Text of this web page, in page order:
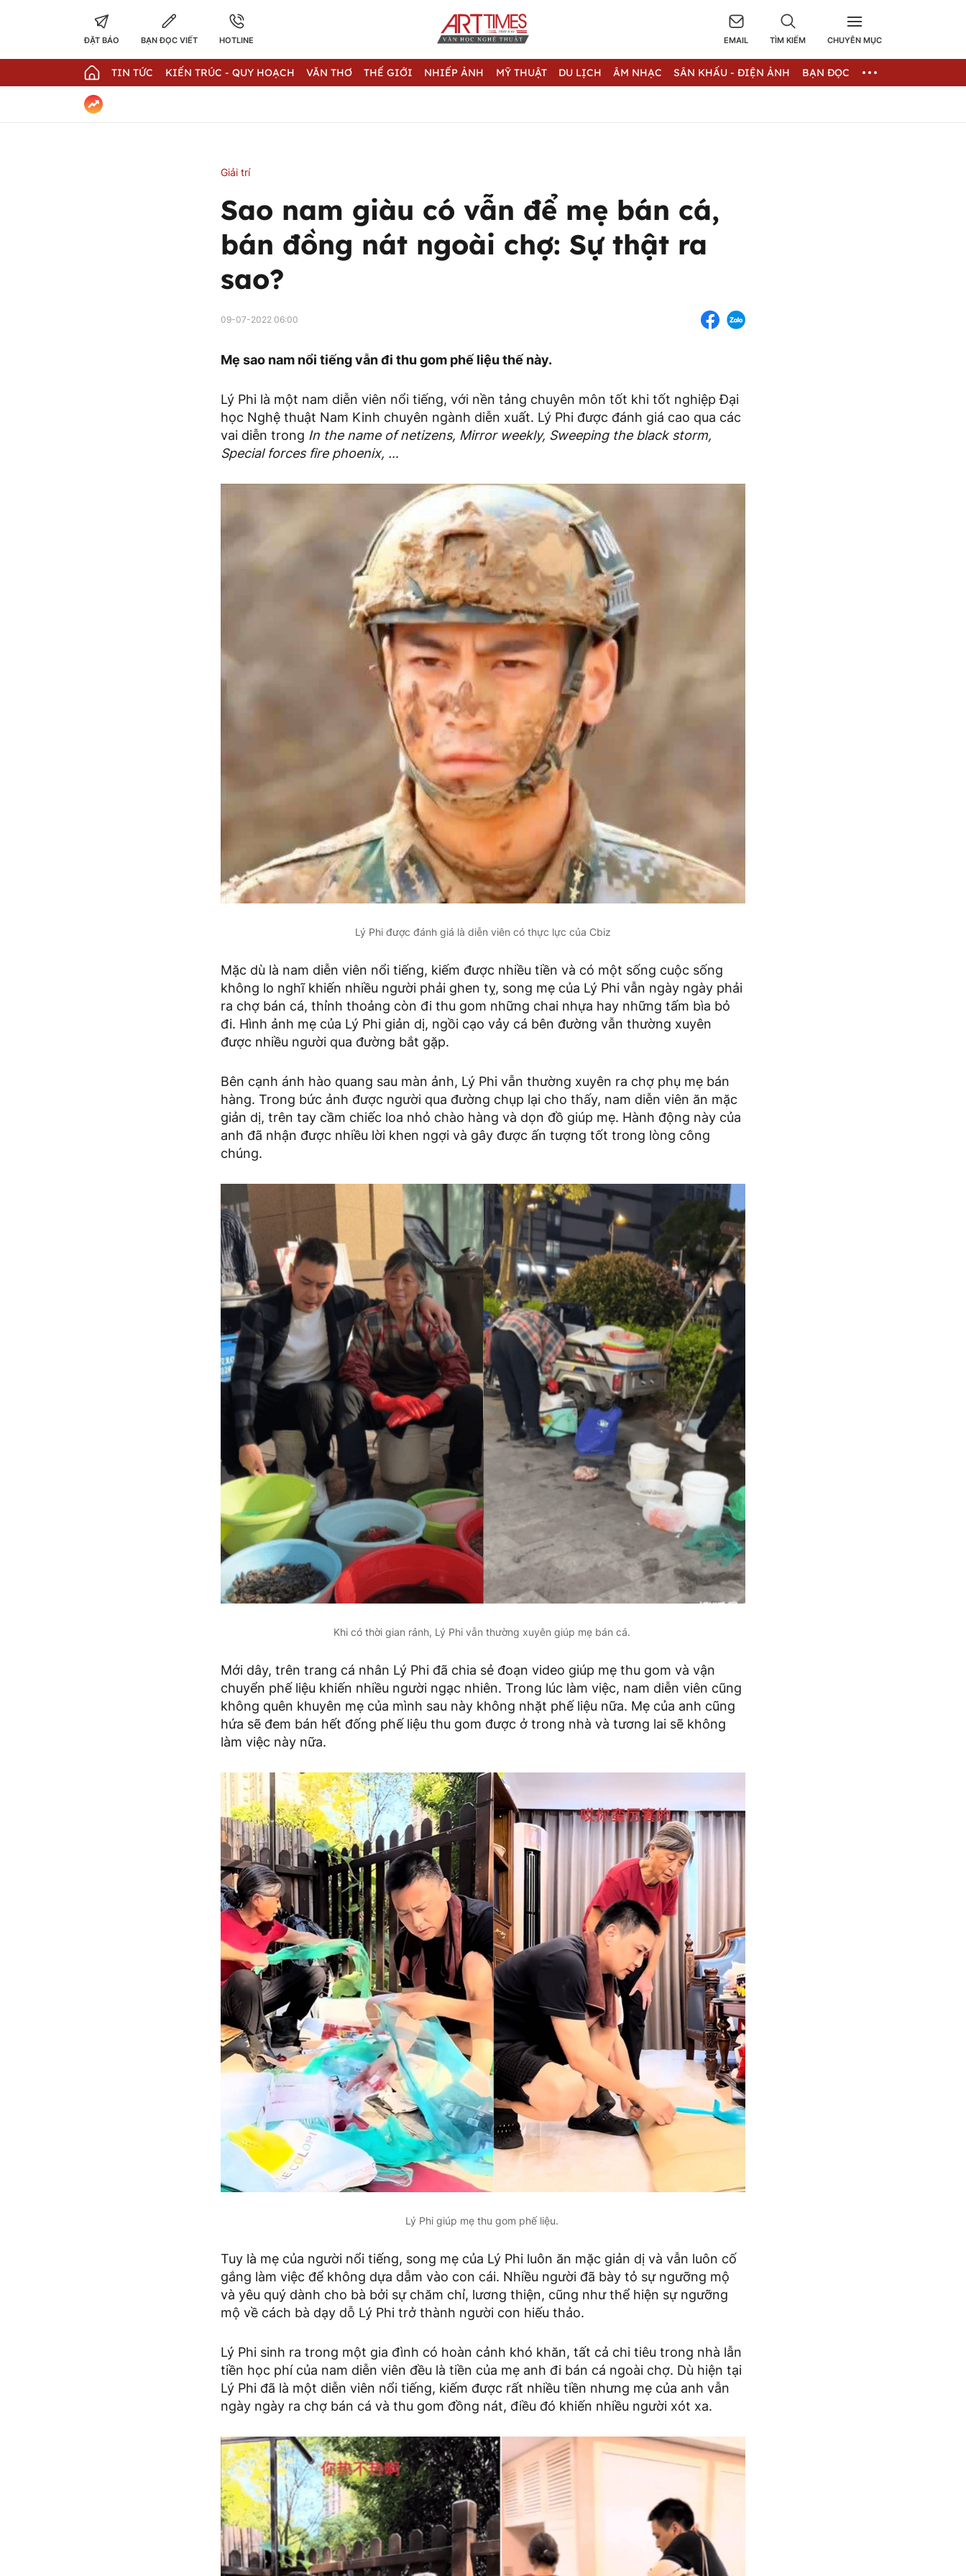
ĐẶT BÁO BẠN ĐỌC VIẾT HOTLINE EMAIL TÌM KIẾM CHUYÊN MỤC
TIN TỨC KIẾN TRÚC - QUY HOẠCH VĂN THƠ THẾ GIỚI NHIẾP ẢNH MỸ THUẬT DU LỊCH ÂM NHẠC SÂN KHẤU - ĐIỆN ẢNH BẠN ĐỌC
Giải trí
Sao nam giàu có vẫn để mẹ bán cá,
bán đồng nát ngoài chợ: Sự thật ra
sao?
09-07-2022 06:00
Mẹ sao nam nổi tiếng vẫn đi thu gom phế liệu thế này.
Lý Phi là một nam diễn viên nổi tiếng, với nền tảng chuyên môn tốt khi tốt nghiệp Đại
học Nghệ thuật Nam Kinh chuyên ngành diễn xuất. Lý Phi được đánh giá cao qua các
vai diễn trong In the name of netizens, Mirror weekly, Sweeping the black storm,
Special forces fire phoenix, …
Lý Phi được đánh giá là diễn viên có thực lực của Cbiz
Mặc dù là nam diễn viên nổi tiếng, kiếm được nhiều tiền và có một sống cuộc sống
không lo nghĩ khiến nhiều người phải ghen tỵ, song mẹ của Lý Phi vẫn ngày ngày phải
ra chợ bán cá, thỉnh thoảng còn đi thu gom những chai nhựa hay những tấm bìa bỏ
đi. Hình ảnh mẹ của Lý Phi giản dị, ngồi cạo vảy cá bên đường vẫn thường xuyên
được nhiều người qua đường bắt gặp.
Bên cạnh ánh hào quang sau màn ảnh, Lý Phi vẫn thường xuyên ra chợ phụ mẹ bán
hàng. Trong bức ảnh được người qua đường chụp lại cho thấy, nam diễn viên ăn mặc
giản dị, trên tay cầm chiếc loa nhỏ chào hàng và dọn đồ giúp mẹ. Hành động này của
anh đã nhận được nhiều lời khen ngợi và gây được ấn tượng tốt trong lòng công
chúng.
Khi có thời gian rảnh, Lý Phi vẫn thường xuyên giúp mẹ bán cá.
Mới dây, trên trang cá nhân Lý Phi đã chia sẻ đoạn video giúp mẹ thu gom và vận
chuyển phế liệu khiến nhiều người ngạc nhiên. Trong lúc làm việc, nam diễn viên cũng
không quên khuyên mẹ của mình sau này không nhặt phế liệu nữa. Mẹ của anh cũng
hứa sẽ đem bán hết đống phế liệu thu gom được ở trong nhà và tương lai sẽ không
làm việc này nữa.
Lý Phi giúp mẹ thu gom phế liệu.
Tuy là mẹ của người nổi tiếng, song mẹ của Lý Phi luôn ăn mặc giản dị và vẫn luôn cố
gắng làm việc để không dựa dẫm vào con cái. Nhiều người đã bày tỏ sự ngưỡng mộ
và yêu quý dành cho bà bởi sự chăm chỉ, lương thiện, cũng như thể hiện sự ngưỡng
mộ về cách bà dạy dỗ Lý Phi trở thành người con hiếu thảo.
Lý Phi sinh ra trong một gia đình có hoàn cảnh khó khăn, tất cả chi tiêu trong nhà lẫn
tiền học phí của nam diễn viên đều là tiền của mẹ anh đi bán cá ngoài chợ. Dù hiện tại
Lý Phi đã là một diễn viên nổi tiếng, kiếm được rất nhiều tiền nhưng mẹ của anh vẫn
ngày ngày ra chợ bán cá và thu gom đồng nát, điều đó khiến nhiều người xót xa.